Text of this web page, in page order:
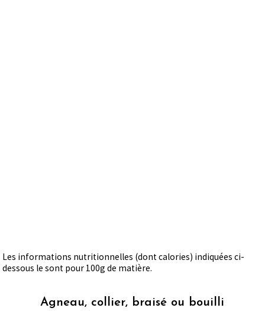
Les informations nutritionnelles (dont calories) indiquées ci-
dessous le sont pour 100g de matière.
Agneau, collier, braisé ou bouilli